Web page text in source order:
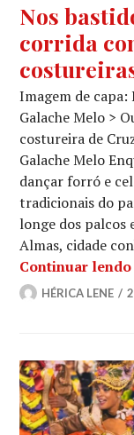
Nos
corrida
Imagem de
Galache Melo >
costureira de
Galache Melo
dançar forró e
tradicionais do
longe dos palcos
Almas, cidade
Continuar lendo
HÉRICA LENE